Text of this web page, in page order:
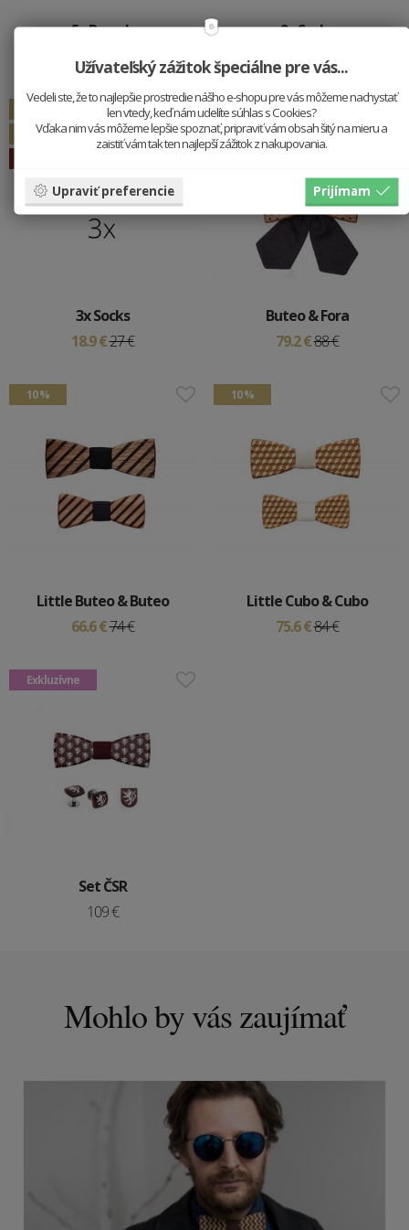
5x Brooch
48.6 €
54 €
2x Socks
18 €
30 %
3x Socks
18.9 €27 €
10 %
Buteo & Fora
79.2 €88 €
10 %
Little Buteo & Buteo
66.6 €74 €
10 %
Little Cubo & Cubo
75.6 €84 €
Exkluzívne
Set ČSR
109 €
Mohlo by vás zaujímať
Užívateľský zážitok špeciálne pre vás...
Vedeli ste, že to najlepšie prostredie nášho e-shopu pre vás môžeme nachystať
len vtedy, keď nám udelíte súhlas s Cookies?
Vďaka nim vás môžeme lepšie spoznať, pripraviť vám obsah šitý na mieru a
zaistiť vám tak ten najlepší zážitok z nakupovania.
Upraviť preferencie Prijímam